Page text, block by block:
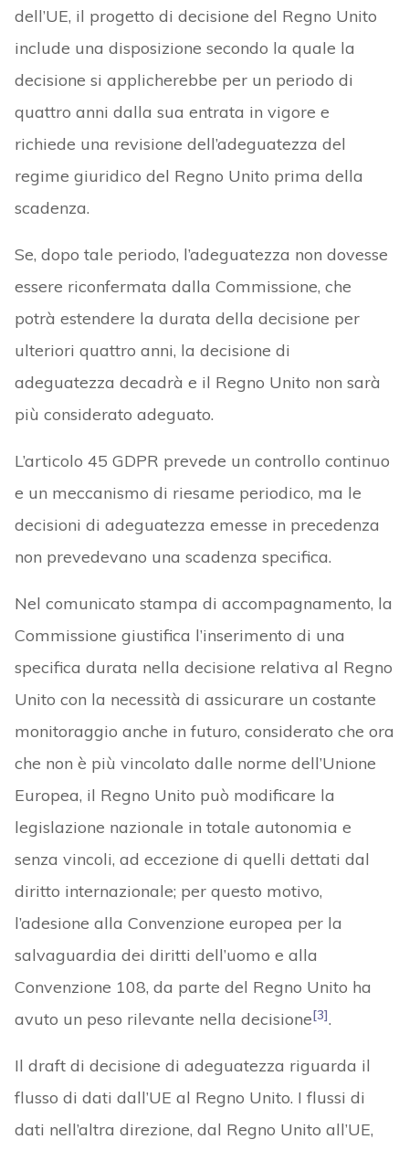
dell’UE, il progetto di decisione del Regno Unito
include una disposizione secondo la quale la
decisione si applicherebbe per un periodo di
quattro anni dalla sua entrata in vigore e
richiede una revisione dell’adeguatezza del
regime giuridico del Regno Unito prima della
scadenza.
Se, dopo tale periodo, l’adeguatezza non dovesse
essere riconfermata dalla Commissione, che
potrà estendere la durata della decisione per
ulteriori quattro anni, la decisione di
adeguatezza decadrà e il Regno Unito non sarà
più considerato adeguato.
L’articolo 45 GDPR prevede un controllo continuo
e un meccanismo di riesame periodico, ma le
decisioni di adeguatezza emesse in precedenza
non prevedevano una scadenza specifica.
Nel comunicato stampa di accompagnamento, la
Commissione giustifica l’inserimento di una
specifica durata nella decisione relativa al Regno
Unito con la necessità di assicurare un costante
monitoraggio anche in futuro, considerato che ora
che non è più vincolato dalle norme dell’Unione
Europea, il Regno Unito può modificare la
legislazione nazionale in totale autonomia e
senza vincoli, ad eccezione di quelli dettati dal
diritto internazionale; per questo motivo,
l’adesione alla Convenzione europea per la
salvaguardia dei diritti dell’uomo e alla
Convenzione 108, da parte del Regno Unito ha
avuto un peso rilevante nella decisione[3].
Il draft di decisione di adeguatezza riguarda il
flusso di dati dall’UE al Regno Unito. I flussi di
dati nell’altra direzione, dal Regno Unito all’UE,